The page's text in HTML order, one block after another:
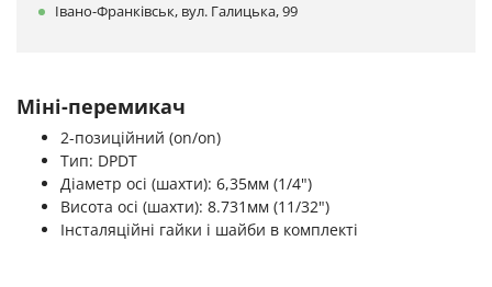
Івано-Франківськ, вул. Галицька, 99
Міні-перемикач
2-позиційний (on/on)
Тип: DPDT
Діаметр осі (шахти): 6,35мм (1/4")
Висота осі (шахти): 8.731мм (11/32")
Інсталяційні гайки і шайби в комплекті